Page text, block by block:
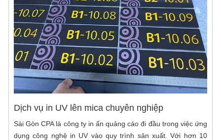
Dịch vụ in UV lên mica chuyên nghiệp
Sài Gòn CPA là công ty in ấn quảng cáo đi đầu trong việc ứng
dụng công nghệ in UV vào quy trình sản xuất. Với hơn 10